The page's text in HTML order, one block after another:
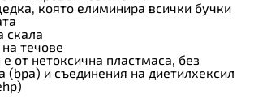
която елиминира всички бучки
скала
течове
от нетоксична пластмаса, без
(bpa) и съединения на диетилхексил